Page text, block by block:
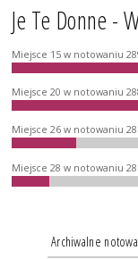
Je Te Donne -
Miejsce 15 w notowaniu
Miejsce 20 w notowaniu
Miejsce 26 w notowaniu
Miejsce 28 w notowaniu
Archiwalne